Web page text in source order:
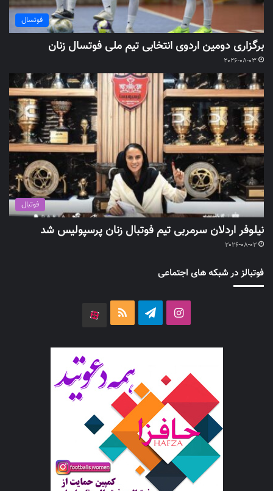
فوتسال
برگزاری دومین اردوی انتخابی تیم ملی فوتسال زنان
2026-08-03
فوتبال
نیلوفر اردلان سرمربی تیم فوتبال زنان پرسپولیس شد
2026-08-02
فوتبالز در شبکه های اجتماعی
اینستاگرامتلگرام خوراک